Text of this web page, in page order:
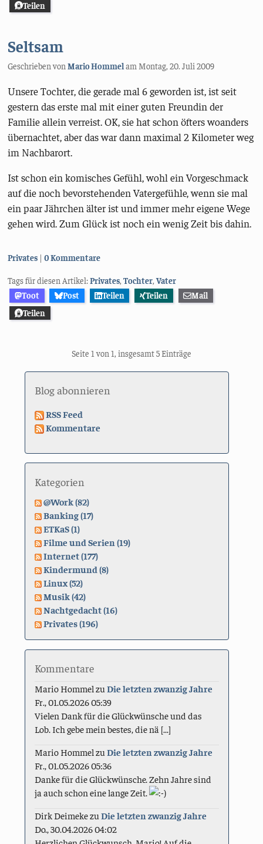
Teilen
Seltsam
Geschrieben vonMario Hommelam Montag, 20. Juli 2009
Unsere Tochter, die gerade mal 6 geworden ist, ist seit
gestern das erste mal mit einer guten Freundin der
Familie allein verreist. OK, sie hat schon öfters woanders
übernachtet, aber das war dann maximal 2 Kilometer weg
im Nachbarort.
Ist schon ein komisches Gefühl, wohl ein Vorgeschmack
auf die noch bevorstehenden Vatergefühle, wenn sie mal
ein paar Jährchen älter ist und immer mehr eigene Wege
gehen wird. Zum Glück ist noch ein wenig Zeit bis dahin.
Kategorien:
Privates 0 Kommentare
Tags für diesen Artikel:Privates,Tochter,Vater
Toot
Post Teilen Teilen
Mail
Teilen
Seite 1 von 1, insgesamt 5 Einträge
Blog abonnieren
RSS Feed
Kommentare
Kategorien
@Work (82)
Banking (17)
ETKaS (1)
Filme und Serien (19)
Internet (177)
Kindermund (8)
Linux (52)
Musik (42)
Nachtgedacht (16)
Privates (196)
Kommentare
Mario Hommel zuDie letzten zwanzig Jahre
Fr., 01.05.2026 05:39
Vielen Dank für die Glückwünsche und das
Lob. Ich gebe mein bestes, die nä [...]
Mario Hommel zuDie letzten zwanzig Jahre
Fr., 01.05.2026 05:36
Danke für die Glückwünsche. Zehn Jahre sind
ja auch schon eine lange Zeit.
Dirk DeimekezuDie letzten zwanzig Jahre
Do., 30.04.2026 04:02